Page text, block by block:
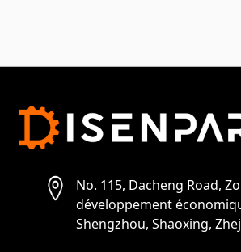
No. 115, Dacheng Road,
développement
Shengzhou, Shaoxing,